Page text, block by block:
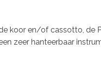
koor en/of cassotto, de
zeer hanteerbaar